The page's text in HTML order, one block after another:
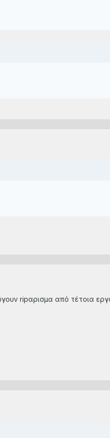
ripαρισμα από τέτοια